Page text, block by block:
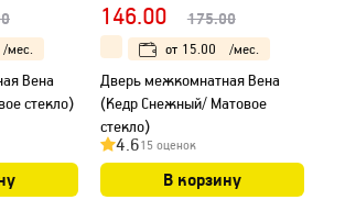
/мес.
Вена
стекло)
146.00 175.00
от 15.00 /мес.
Дверь межкомнатная Вена
(Кедр Снежный/ Матовое
стекло)
4.615 оценок
В корзину